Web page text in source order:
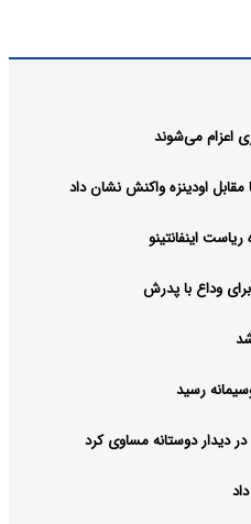
اودینزه واکنش نشان داد
اینفانتینو
وداع با پدرش
رسید
دیدار دوستانه مساوی کرد